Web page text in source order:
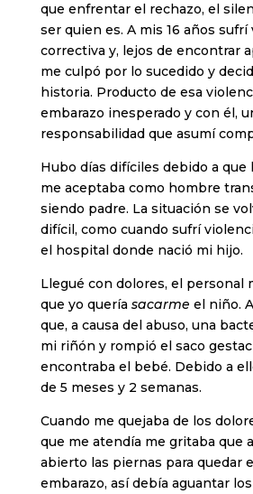
que enfrentar el rechazo, el
ser quien es. A mis 16 años sufrí
correctiva y, lejos de encontrar
me culpó por lo sucedido y
historia. Producto de esa
embarazo inesperado y con él,
responsabilidad que asumí
Hubo días difíciles debido a que
me aceptaba como hombre
siendo padre. La situación se
difícil, como cuando sufrí
el hospital donde nació mi hijo.
Llegué con dolores, el personal
que yo quería sacarme el niño.
que, a causa del abuso, una
mi riñón y rompió el saco
encontraba el bebé. Debido a
de 5 meses y 2 semanas.
Cuando me quejaba de los
que me atendía me gritaba que
abierto las piernas para quedar
embarazo, así debía aguantar